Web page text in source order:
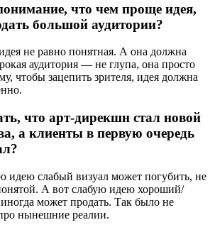
что чем проще идея,
большой аудитории?
не равно понятная. А она должна
аудитория — не глупа, она просто
чтобы зацепить зрителя, идея должна
что арт-дирекшн стал новой
а клиенты в первую очередь
идею слабый визуал может погубить, не
А вот слабую идею хороший/
может продать. Так было не
нынешние реалии.